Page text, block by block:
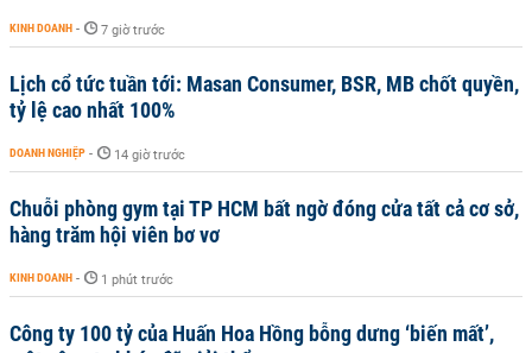
KINH DOANH - 7 giờ trước
Lịch cổ tức tuần tới: Masan Consumer, BSR, MB chốt quyền,
tỷ lệ cao nhất 100%
DOANH NGHIỆP - 14 giờ trước
Chuỗi phòng gym tại TP HCM bất ngờ đóng cửa tất cả cơ sở,
hàng trăm hội viên bơ vơ
KINH DOANH - 1 phút trước
Công ty 100 tỷ của Huấn Hoa Hồng bỗng dưng ‘biến mất’,